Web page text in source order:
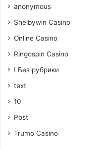
anonymous
Shelbywin Casino
Online Casino
Ringospin Casino
! Без рубрики
text
10
Post
Trumo Casino